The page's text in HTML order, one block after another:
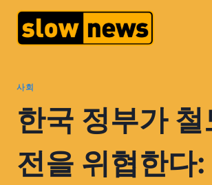
사회
한국 정부가 철
전을 위협한다: